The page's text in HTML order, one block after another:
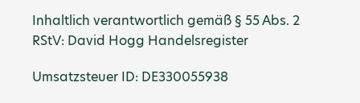
Inhaltlich verantwortlich gemäß § 55 Abs. 2
RStV: David Hogg Handelsregister
Umsatzsteuer ID: DE330055938